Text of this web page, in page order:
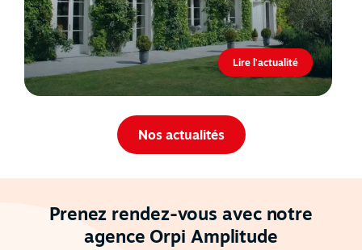
Nos actualités
Lire l'actualité
Prenez rendez-vous avec notre
agence Orpi Amplitude